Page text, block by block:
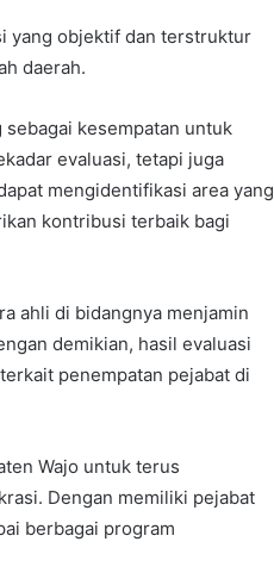
yang objektif dan terstruktur
daerah.
kesempatan untuk
evaluasi, tetapi juga
mengidentifikasi area yang
kontribusi terbaik bagi
ahli di bidangnya menjamin
demikian, hasil evaluasi
penempatan pejabat di
Wajo untuk terus
Dengan memiliki pejabat
berbagai program